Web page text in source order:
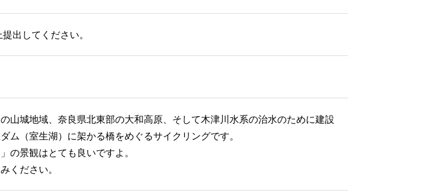
出してください。
山城地域、奈良県北東部の大和高原、そして木津川水系の治水のために建設
ム（室生湖）に架かる橋をめぐるサイクリングです。
の景観はとても良いですよ。
ください。